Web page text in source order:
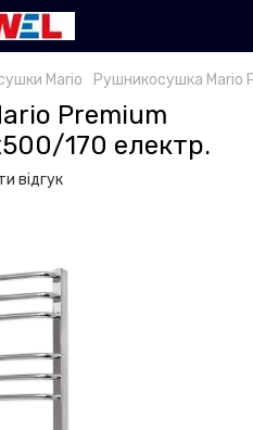
Mario Рушникосушка Mario
Premium
170 електр.
відгук